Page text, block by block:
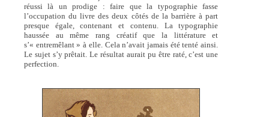
réussi là un prodige : faire que la typographie fasse
l’occupation du livre des deux côtés de la barrière à part
presque égale, contenant et contenu. La typographie
haussée au même rang créatif que la littérature et
s’« entremêlant » à elle. Cela n’avait jamais été tenté ainsi.
Le sujet s’y prêtait. Le résultat aurait pu être raté, c’est une
perfection.